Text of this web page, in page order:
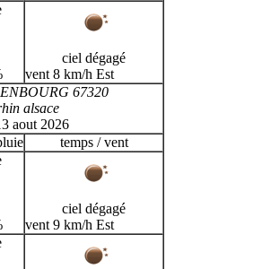
ciel dégagé
vent 8 km/h Est
67320
alsace
aout 2026
temps / vent
ciel dégagé
vent 9 km/h Est